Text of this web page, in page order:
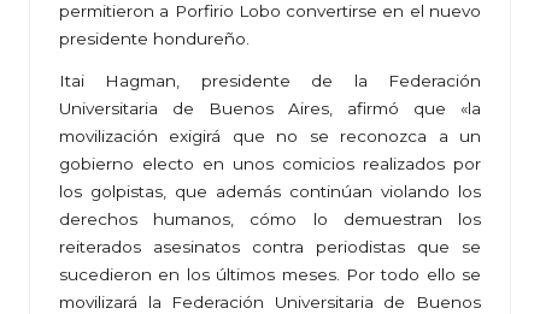
permitieron a Porfirio Lobo convertirse en el nuevo
presidente hondureño.
Itai Hagman, presidente de la Federación
Universitaria de Buenos Aires, afirmó que «la
movilización exigirá que no se reconozca a un
gobierno electo en unos comicios realizados por
los golpistas, que además continúan violando los
derechos humanos, cómo lo demuestran los
reiterados asesinatos contra periodistas que se
sucedieron en los últimos meses. Por todo ello se
movilizará la Federación Universitaria de Buenos